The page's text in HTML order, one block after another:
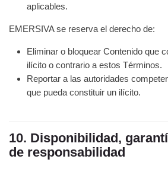
aplicables.
EMERSIVA se reserva el derecho de:
Eliminar o bloquear Contenido que
ilícito o contrario a estos Términos.
Reportar a las autoridades
que pueda constituir un ilícito.
10. Disponibilidad,
de responsabilidad